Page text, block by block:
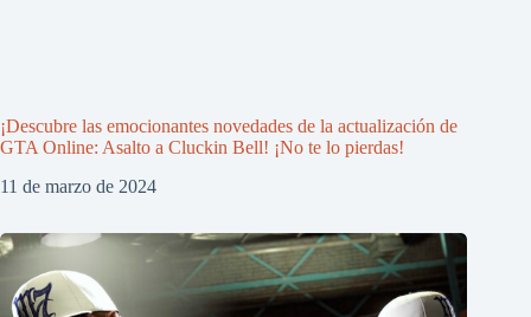
¡Descubre las emocionantes novedades de la actualización de
GTA Online: Asalto a Cluckin Bell! ¡No te lo pierdas!
11 de marzo de 2024